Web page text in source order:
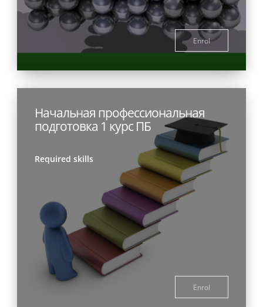
Enrol
Начальная профессиональная
подготовка 1 курс ПБ
Required skills
Enrol